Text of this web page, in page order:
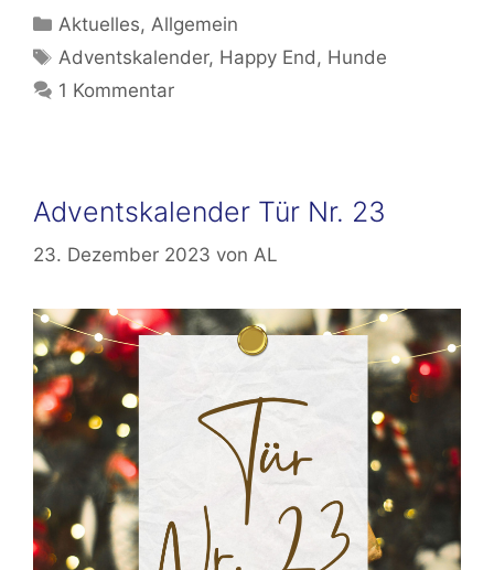
Kategorien
Aktuelles,Allgemein
Schlagwörter
Adventskalender, Happy End, Hunde
1 Kommentar
Adventskalender Tür Nr. 23
23. Dezember 2023 von AL